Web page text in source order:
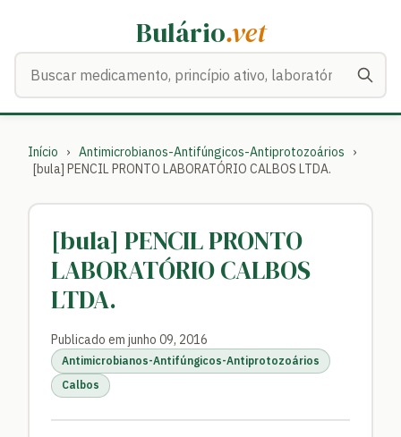
Bulário.vet
Início › Antimicrobianos-Antifúngicos-Antiprotozoários
›
[bula] PENCIL PRONTO LABORATÓRIO CALBOS LTDA.
[bula] PENCIL PRONTO
LABORATÓRIO CALBOS
LTDA.
Publicado em junho 09, 2016
Antimicrobianos-Antifúngicos-Antiprotozoários
Calbos